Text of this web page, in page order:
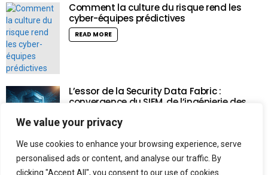
We value your privacy
We use cookies to enhance your browsing experience, serve
personalised ads or content, and analyse our traffic. By
clicking "Accept All", you consent to our use of cookies.
Comment la culture du risque rend les
cyber-équipes prédictives
READ MORE
L’essor de la Security Data Fabric :
convergence du SIEM, de l’ingénierie des
READ MORE